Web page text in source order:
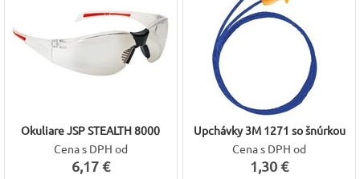
Okuliare JSP STEALTH 8000
Cena s DPH od
6,17 €
Upchávky 3M 1271 so šnúrkou
Cena s DPH od
1,30 €